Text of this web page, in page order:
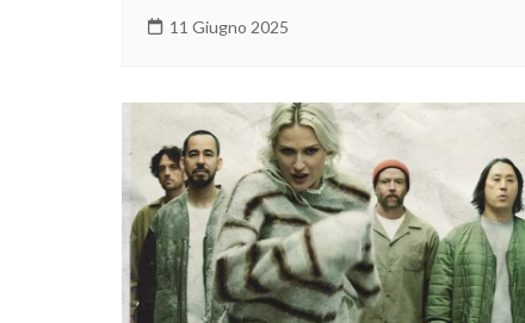
11 Giugno 2025